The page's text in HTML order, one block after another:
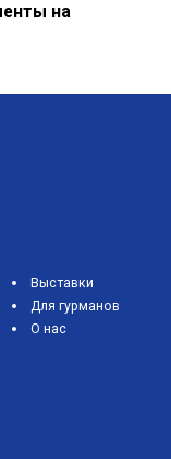
на
Выставки
Для гурманов
О нас